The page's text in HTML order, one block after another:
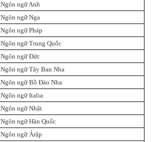
Ngôn ngữ Anh
Ngôn ngữ Nga
Ngôn ngữ Pháp
Ngôn ngữ Trung Quốc
Ngôn ngữ Đức
Ngôn ngữ Tây Ban Nha
Ngôn ngữ Bồ Đào Nha
Ngôn ngữ Italia
Ngôn ngữ Nhật
Ngôn ngữ Hàn Quốc
Ngôn ngữ Ảrập